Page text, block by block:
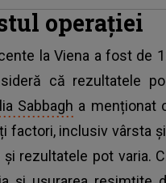
operației
la Viena a fost de
că rezultatele
Sabbagh a menționat
factori, inclusiv vârsta
rezultatele pot varia.